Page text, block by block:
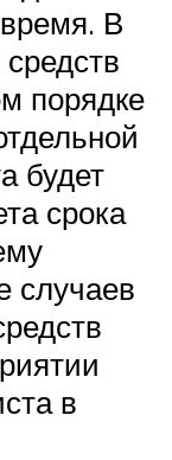
В
порядке
будет
срока
случаев
в